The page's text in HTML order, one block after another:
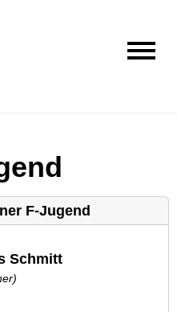
F-Jugend
Schmitt